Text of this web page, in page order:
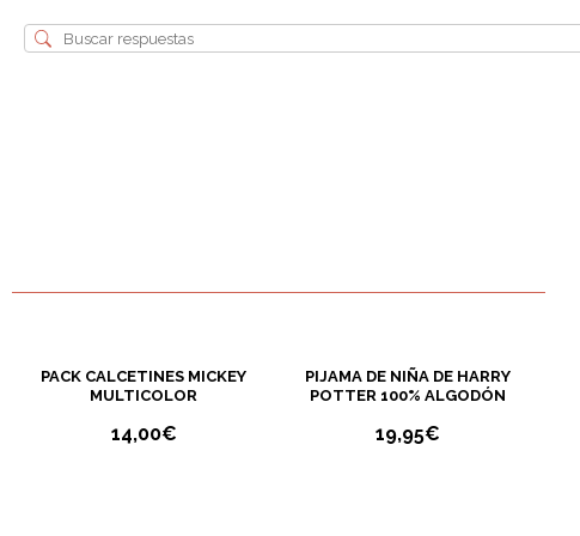
PACK CALCETINES MICKEY
MULTICOLOR
14,00€
PIJAMA DE NIÑA DE HARRY
POTTER 100% ALGODÓN
19,95€